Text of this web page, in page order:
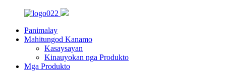
Panimalay
Mahitungod Kanamo
Kasaysayan
Kinauyokan nga Produkto
Mga Produkto